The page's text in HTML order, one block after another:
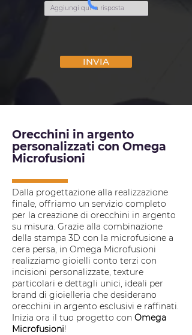
INVIA
Orecchini in argento
personalizzati con Omega
Microfusioni
Dalla progettazione alla realizzazione
finale, offriamo un servizio completo
per la creazione di orecchini in argento
su misura. Grazie alla combinazione
della stampa 3D con la microfusione a
cera persa, in Omega Microfusioni
realizziamo gioielli conto terzi con
incisioni personalizzate, texture
particolari e dettagli unici, ideali per
brand di gioielleria che desiderano
orecchini in argento esclusivi e raffinati.
Inizia ora il tuo progetto con Omega
Microfusioni!